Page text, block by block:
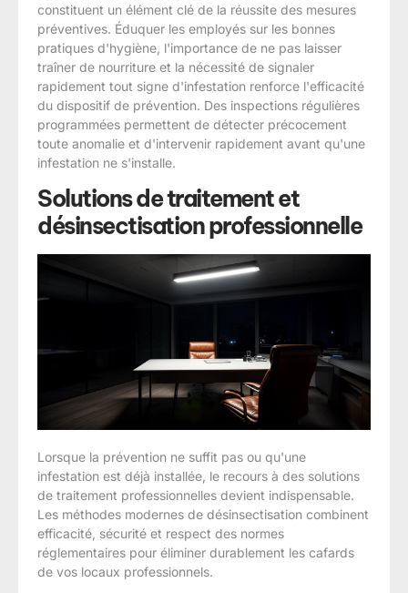
constituent un élément clé de la réussite des mesures
préventives. Éduquer les employés sur les bonnes
pratiques d'hygiène, l'importance de ne pas laisser
traîner de nourriture et la nécessité de signaler
rapidement tout signe d'infestation renforce l'efficacité
du dispositif de prévention. Des inspections régulières
programmées permettent de détecter précocement
toute anomalie et d'intervenir rapidement avant qu'une
infestation ne s'installe.
Solutions de traitement et
désinsectisation professionnelle
Lorsque la prévention ne suffit pas ou qu'une
infestation est déjà installée, le recours à des solutions
de traitement professionnelles devient indispensable.
Les méthodes modernes de désinsectisation combinent
efficacité, sécurité et respect des normes
réglementaires pour éliminer durablement les cafards
de vos locaux professionnels.